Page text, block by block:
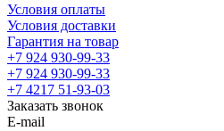
Условия оплаты
Условия доставки
Гарантия на товар
+7 924 930-99-33
+7 924 930-99-33
+7 4217 51-93-03
Заказать звонок
E-mail